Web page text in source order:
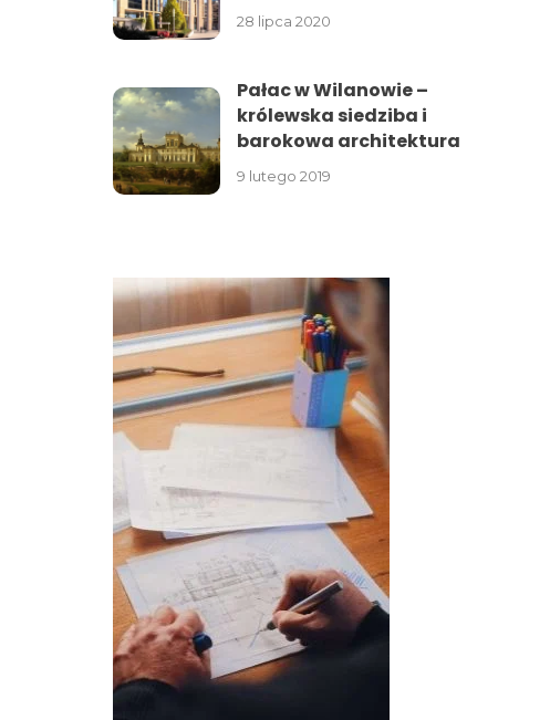
28 lipca 2020
Pałac w Wilanowie –
królewska siedziba i
barokowa architektura
9 lutego 2019